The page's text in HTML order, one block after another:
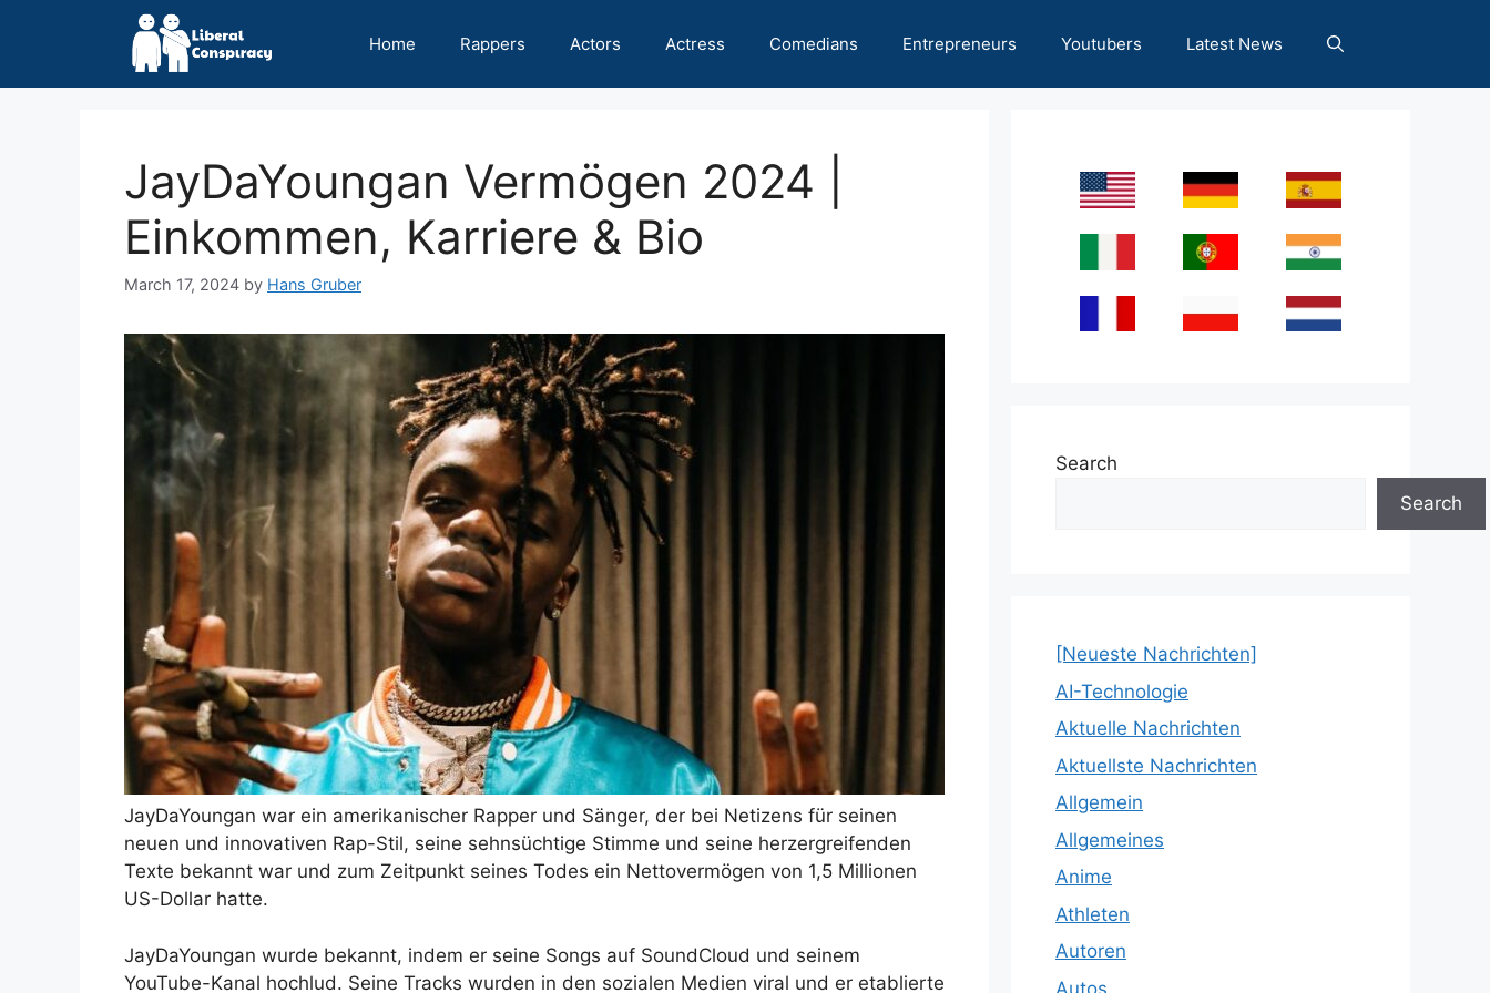
Home Rappers Actors Actress Comedians Entrepreneurs Youtubers Latest News
JayDaYoungan Vermögen 2024 |
Einkommen, Karriere & Bio
March 17, 2024 by Hans Gruber
JayDaYoungan war ein amerikanischer Rapper und Sänger, der bei Netizens für seinen
neuen und innovativen Rap-Stil, seine sehnsüchtige Stimme und seine herzergreifenden
Texte bekannt war und zum Zeitpunkt seines Todes ein Nettovermögen von 1,5 Millionen
US-Dollar hatte.
JayDaYoungan wurde bekannt, indem er seine Songs auf SoundCloud und seinem
YouTube-Kanal hochlud. Seine Tracks wurden in den sozialen Medien viral und er etablierte
Search
Search
[Neueste Nachrichten]
AI-Technologie
Aktuelle Nachrichten
Aktuellste Nachrichten
Allgemein
Allgemeines
Anime
Athleten
Autoren
Autos